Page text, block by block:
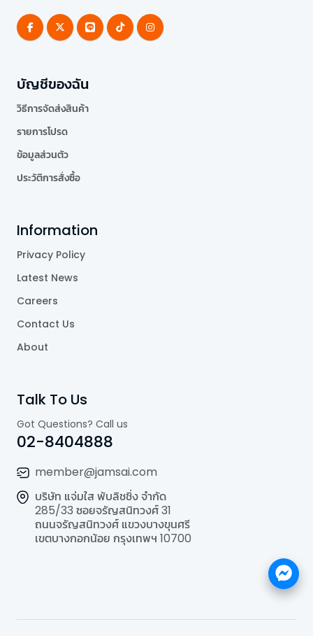
บัญชีของฉัน
วิธีการจัดส่งสินค้า
รายการโปรด
ข้อมูลส่วนตัว
ประวัติการสั่งซื้อ
Information
Privacy Policy
Latest News
Careers
Contact Us
About
Talk To Us
Got Questions? Call us
02-8404888
member@jamsai.com
บริษัท แจ่มใส พับลิชชิ่ง จำกัด
285/33 ซอยจรัญสนิทวงศ์ 31
ถนนจรัญสนิทวงศ์ แขวงบางขุนศรี
เขตบางกอกน้อย กรุงเทพฯ 10700